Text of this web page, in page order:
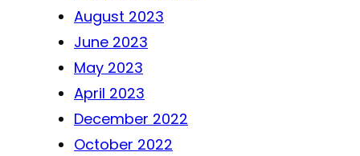
August 2023
June 2023
May 2023
April 2023
December 2022
October 2022